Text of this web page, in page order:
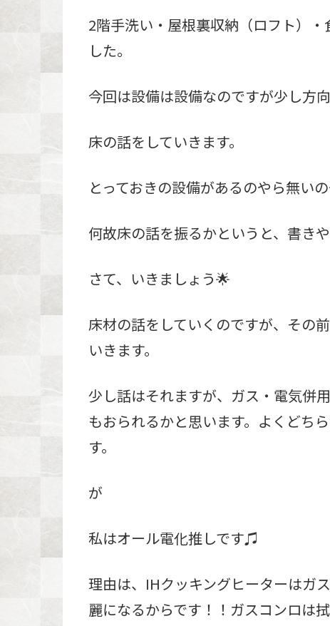
2階手洗い・屋根裏収納（ロフト）
した。
今回は設備は設備なのですが少し方
床の話をしていきます。
とっておきの設備があるのやら無い
何故床の話を振るかというと、書き
さて、いきましょう🌟
床材の話をしていくのですが、その
いきます。
少し話はそれますが、ガス・電気併
もおられるかと思います。よくどち
す。
が
私はオール電化推しです♫
理由は、IHクッキングヒーターはガ
麗になるからです！！ガスコンロは